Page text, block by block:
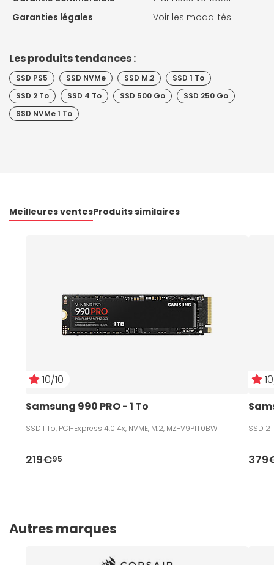
Garanties légales
Voir les modalités
Les produits tendances :
SSD PS5 SSD NVMe SSD M.2
SSD 1 To
SSD 2 To
SSD 4 To SSD 500 Go
SSD 250 Go
SSD NVMe 1 To
Meilleures ventesProduits similaires
10/10
Samsung 990 PRO - 1 To
SSD 1 To, PCI-Express 4.0 4x, NVME, M.2, MZ-V9P1T0BW
219€95
SSD 2
Autres marques